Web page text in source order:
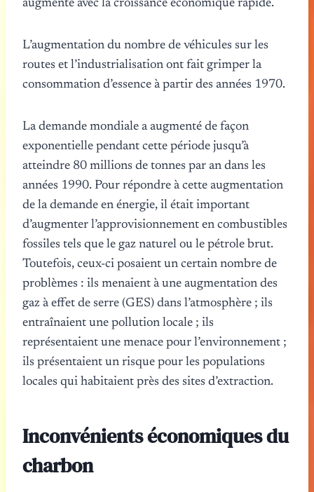
augmenté avec la croissance économique rapide.
L’augmentation du nombre de véhicules sur les
routes et l’industrialisation ont fait grimper la
consommation d’essence à partir des années 1970.
La demande mondiale a augmenté de façon
exponentielle pendant cette période jusqu’à
atteindre 80 millions de tonnes par an dans les
années 1990. Pour répondre à cette augmentation
de la demande en énergie, il était important
d’augmenter l’approvisionnement en combustibles
fossiles tels que le gaz naturel ou le pétrole brut.
Toutefois, ceux-ci posaient un certain nombre de
problèmes : ils menaient à une augmentation des
gaz à effet de serre (GES) dans l’atmosphère ; ils
entraînaient une pollution locale ; ils
représentaient une menace pour l’environnement ;
ils présentaient un risque pour les populations
locales qui habitaient près des sites d’extraction.
Inconvénients économiques du
charbon